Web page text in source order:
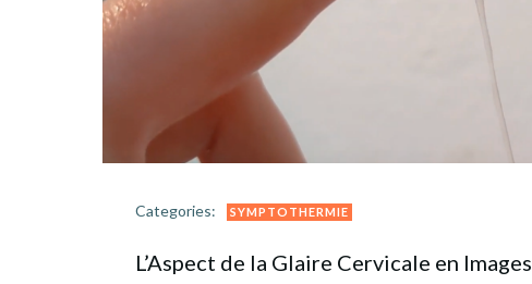
Categories: SYMPTOTHERMIE
L’Aspect de la Glaire Cervicale en Images